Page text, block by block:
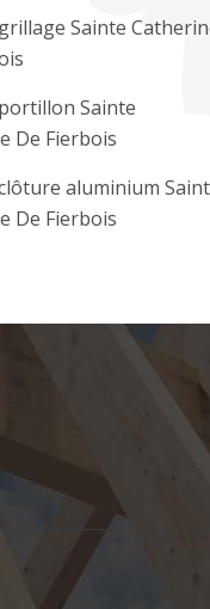
Sainte
Sainte
De Fierbois
aluminium
De Fierbois